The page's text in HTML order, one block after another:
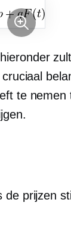
te nemen
de prijzen